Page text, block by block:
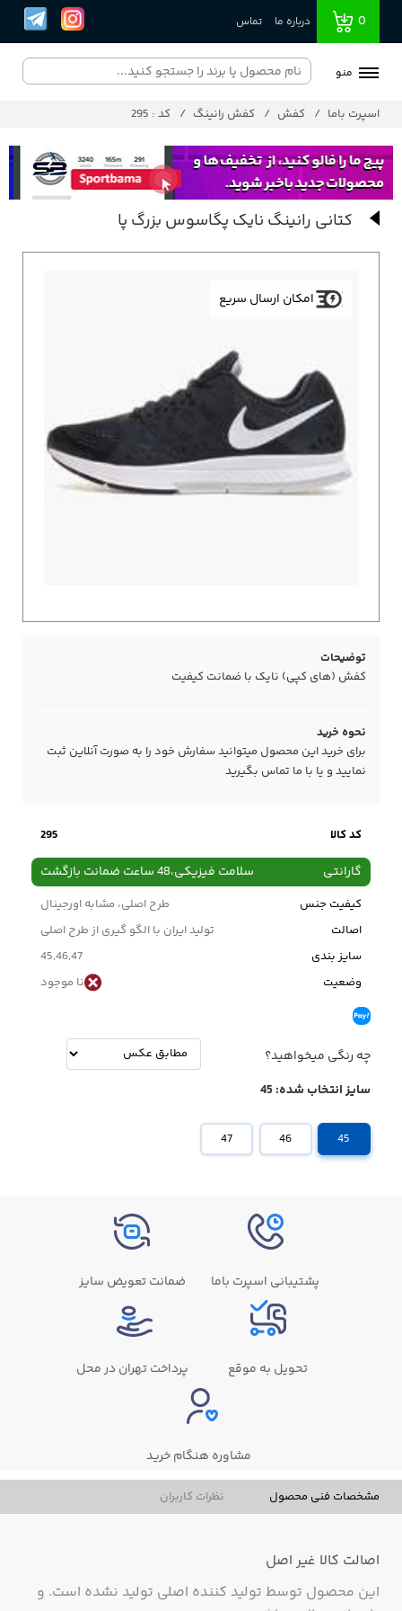
0 درباره ما تماس
منو
اسپرت باما کفش کفش رانینگ کد : 295
کتانی رانینگ نایک پگاسوس بزرگ پا
امکان ارسال سریع
توضیحات
کفش (های کپی) نایک با ضمانت کیفیت
نحوه خرید
برای خرید این محصول میتوانید سفارش خود را به صورت آنلاین ثبت
نمایید و یا با ما تماس بگیرید
کد کالا 295
گارانتی سلامت فیزیکی،48 ساعت ضمانت بازگشت
کیفیت جنس
طرح اصلی، مشابه اورجینال
اصالت
تولید ایران با الگو گیری از طرح اصلی
سایز بندی
45,46,47
وضعیت
نا موجود
چه رنگی میخواهید؟
سایز انتخاب شده:45
45
46
47
پشتیبانی اسپرت باما ضمانت تعویض سایز
تحویل به موقع پرداخت تهران در محل
مشاوره هنگام خرید
مشخصات فنی محصول نظرات کاربران
اصالت کالا غیر اصل
این محصول توسط تولید کننده اصلی تولید نشده است. و